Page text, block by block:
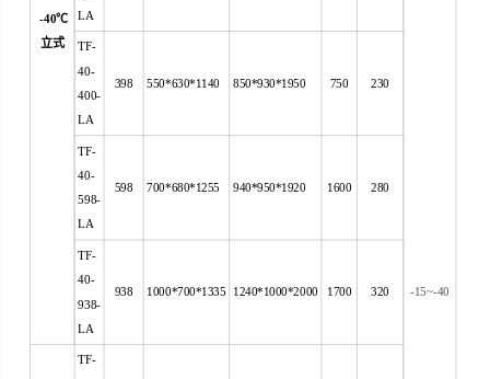
-40℃
立式
-15~-40
LA
TF-
40-
400-
LA
398 550*630*1140 850*930*1950 750 230
TF-
40-
598-
LA
598 700*680*1255 940*950*1920 1600 280
TF-
40-
938-
LA
938 1000*700*1335 1240*1000*2000 1700 320
TF-